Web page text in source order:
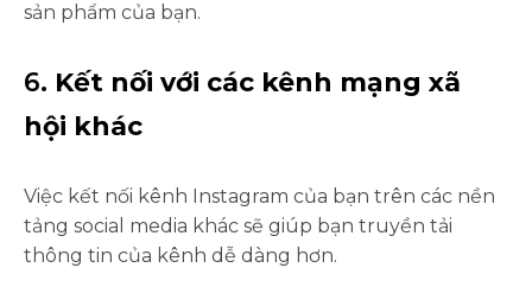
sản phẩm của bạn.
6. Kết nối với các kênh mạng xã
hội khác
Việc kết nối kênh Instagram của bạn trên các nền
tảng social media khác sẽ giúp bạn truyền tải
thông tin của kênh dễ dàng hơn.